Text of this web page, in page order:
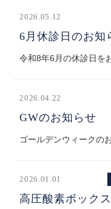
2026.05.12
6月休診日のお知
2026.04.22
GWのお知らせ
2026.01.01
高圧酸素ボック